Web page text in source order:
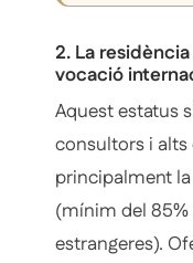
2. La
vocació
Aquest estatus
consultors i
principalment
(mínim del
estrangeres).